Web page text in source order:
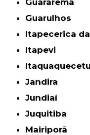
Guarulhos
Itapecerica
Itapevi
Jandira
Jundiaí
Juquitiba
Mairiporã